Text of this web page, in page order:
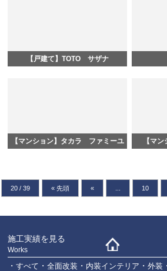
【戸建て】TOTO サザナ
【マンション】タカラ ファミーユ 【マ
20 / 39 « 先頭 « 10
施工実績を見る
Works
すべて 全面改装 内装インテリア 外装